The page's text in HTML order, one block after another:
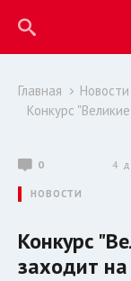
Главная
Новости
Конкурс
0 4
НОВОСТИ
Конкурс
заходит